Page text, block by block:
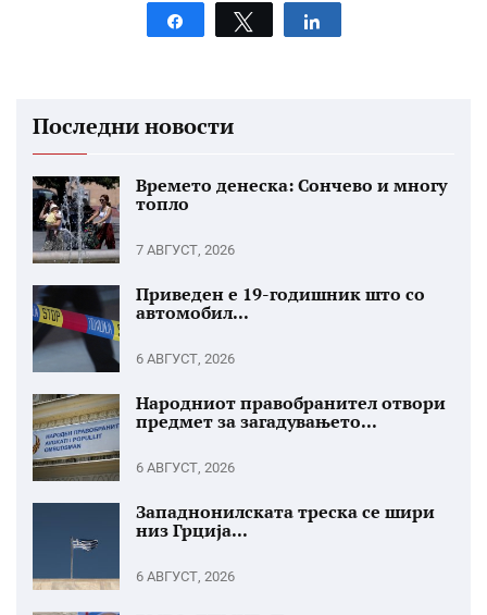
Tweet
Последни новости
Времето денеска: Сончево и многу
топло
7 АВГУСТ, 2026
Приведен е 19-годишник што со
автомобил...
6 АВГУСТ, 2026
Народниот правобранител отвори
предмет за загадувањето...
6 АВГУСТ, 2026
Западнонилската треска се шири
низ Грција...
6 АВГУСТ, 2026